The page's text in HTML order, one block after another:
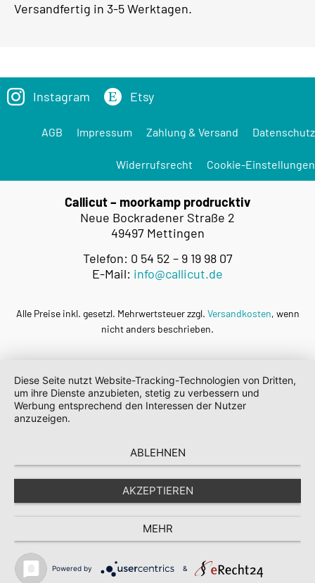
Versandfertig in 3-5 Werktagen.
Instagram Etsy
AGB Impressum Zahlung & Versand Datenschutz
Widerrufsrecht Cookie-Einstellungen
Callicut – moorkamp prodrucktiv
Neue Bockradener Straße 2
49497 Mettingen
Telefon: 0 54 52 – 9 19 98 07
E-Mail: info@callicut.de
Alle Preise inkl. gesetzl. Mehrwertsteuer zzgl. Versandkosten, wenn
nicht anders beschrieben.
Diese Seite nutzt Website-Tracking-Technologien von Dritten,
um ihre Dienste anzubieten, stetig zu verbessern und
Werbung entsprechend den Interessen der Nutzer
anzuzeigen.
ABLEHNEN
AKZEPTIEREN
MEHR
Powered by &